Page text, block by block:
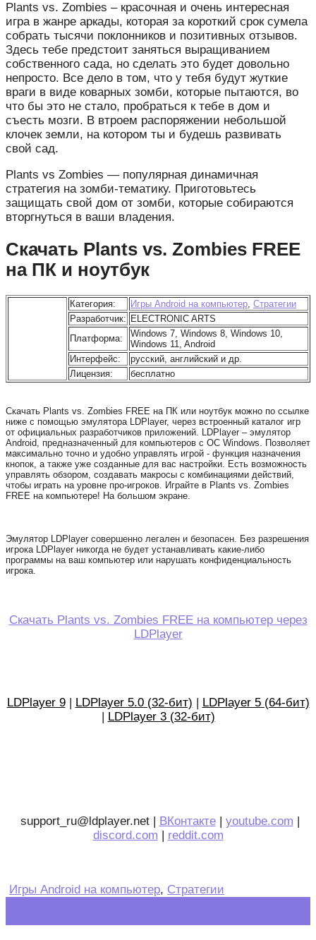
Plants vs. Zombies – красочная и очень интересная
игра в жанре аркады, которая за короткий срок сумела
собрать тысячи поклонников и позитивных отзывов.
Здесь тебе предстоит заняться выращиванием
собственного сада, но сделать это будет довольно
непросто. Все дело в том, что у тебя будут жуткие
враги в виде коварных зомби, которые пытаются, во
что бы это не стало, пробраться к тебе в дом и
съесть мозги. В втроем распоряжении небольшой
клочек земли, на котором ты и будешь развивать
свой сад.
Plants vs Zombies — популярная динамичная
стратегия на зомби-тематику. Приготовьтесь
защищать свой дом от зомби, которые собираются
вторгнуться в ваши владения.
Скачать Plants vs. Zombies FREE
на ПК и ноутбук
Категория: Игры Android на компьютер, Стратегии
Разработчик: ELECTRONIC ARTS
Платформа:
Windows 7, Windows 8, Windows 10,
Windows 11, Android
Интерфейс:
русский, английский и др.
Лицензия:
бесплатно
Скачать Plants vs. Zombies FREE на ПК или ноутбук можно по ссылке
ниже с помощью эмулятора LDPlayer, через встроенный каталог игр
от официальных разработчиков приложений. LDPlayer – эмулятор
Android, предназначенный для компьютеров с ОС Windows. Позволяет
максимально точно и удобно управлять игрой - функция назначения
кнопок, а также уже созданные для вас настройки. Есть возможность
управлять обзором, создавать макросы с комбинациями действий,
чтобы играть на уровне про-игроков. Играйте в Plants vs. Zombies
FREE на компьютере! На большом экране.
Эмулятор LDPlayer совершенно легален и безопасен. Без разрешения
игрока LDPlayer никогда не будет устанавливать какие-либо
программы на ваш компьютер или нарушать конфиденциальность
игрока.
Скачать Plants vs. Zombies FREE на компьютер через
LDPlayer
LDPlayer 9| LDPlayer 5.0 (32-бит)
LDPlayer 5 (64-бит)
LDPlayer 3 (32-бит)
support_ru@ldplayer.net | ВКонтакте| youtube.com
discord.com
reddit.com
Игры Android на компьютер, Стратегии
navigation